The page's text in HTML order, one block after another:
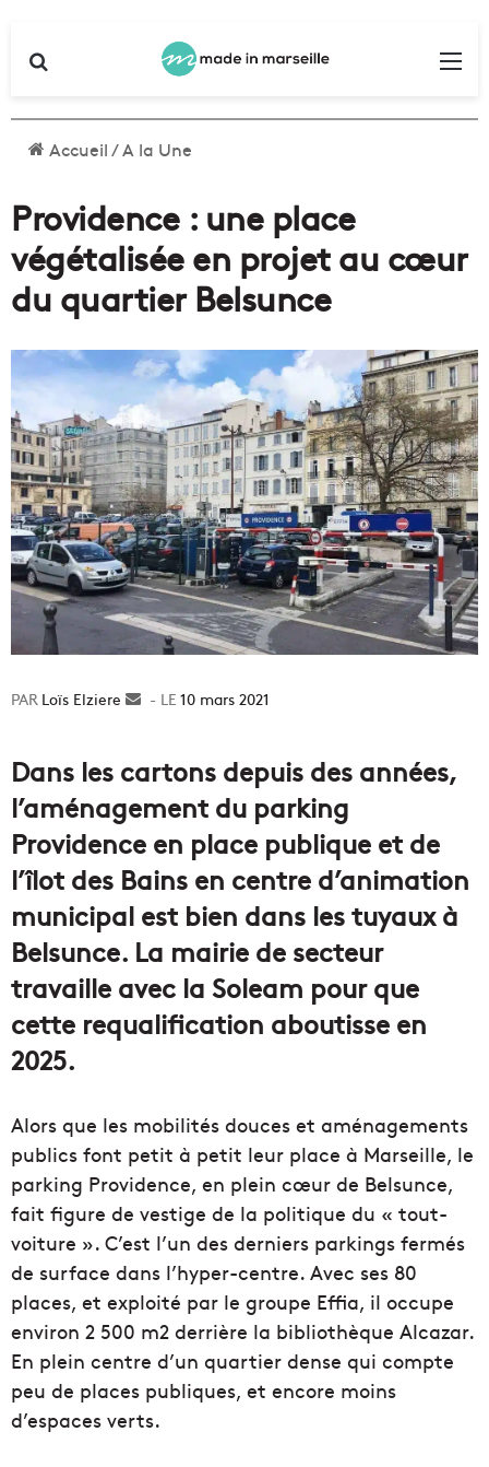
Accueil/A la Une
Providence : une place
végétalisée en projet au cœur
du quartier Belsunce
Loïs Elziere
Envoyer10 mars 2021
Dans les cartons depuis des années,
l’aménagement du parking
Providence en place publique et de
l’îlot des Bains en centre d’animation
municipal est bien dans les tuyaux à
Belsunce. La mairie de secteur
travaille avec la Soleam pour que
cette requalification aboutisse en
2025.
Alors que les mobilités douces et aménagements
publics font petit à petit leur place à Marseille, le
parking Providence, en plein cœur de Belsunce,
fait figure de vestige de la politique du « tout-
voiture ». C’est l’un des derniers parkings fermés
de surface dans l’hyper-centre. Avec ses 80
places, et exploité par le groupe Effia, il occupe
environ 2 500 m2 derrière la bibliothèque Alcazar.
En plein centre d’un quartier dense qui compte
peu de places publiques, et encore moins
d’espaces verts.